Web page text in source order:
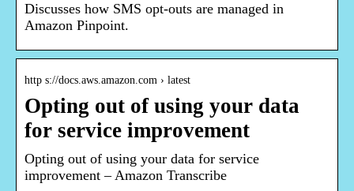
Discusses how SMS opt-outs are managed in
Amazon Pinpoint.
http s://docs.aws.amazon.com › latest
Opting out of using your data
for service improvement
Opting out of using your data for service
improvement – Amazon Transcribe